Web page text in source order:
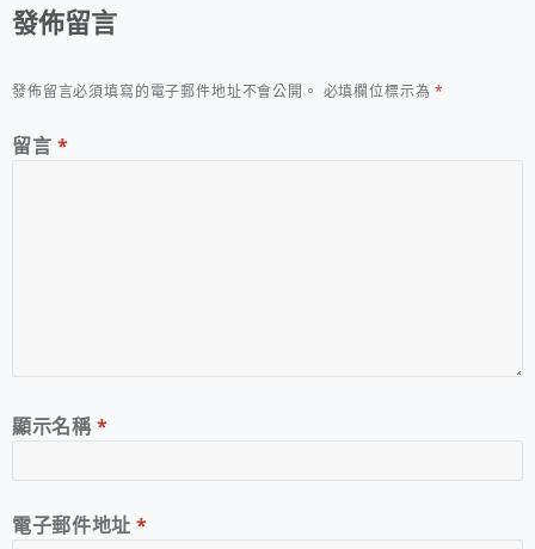
發佈留言
發佈留言必須填寫的電子郵件地址不會公開。 必填欄位標示為*
留言 *
顯示名稱*
電子郵件地址*